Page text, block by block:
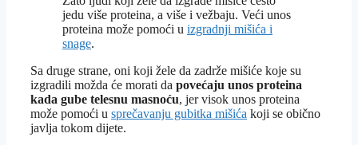
jedu više proteina, a više i vežbaju. Veći unos
proteina može pomoći u izgradnji mišića i
snage.
Sa druge strane, oni koji žele da zadrže mišiće koje su
izgradili možda će morati da povećaju unos proteina
kada gube telesnu masnoću, jer visok unos proteina
može pomoći u sprečavanju gubitka mišića koji se obično
javlja tokom dijete.